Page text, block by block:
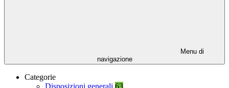
Menu di
navigazione
Categorie